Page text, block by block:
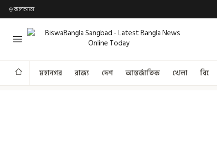
কলকাতা
মহানগর রাজ্য দেশ আন্তর্জাতিক খেলা